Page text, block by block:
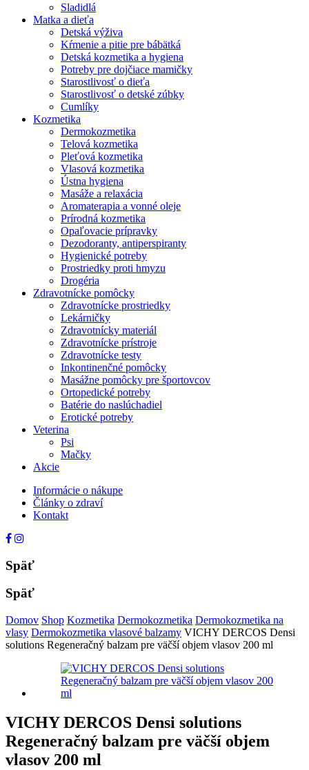
Sladidlá
Matka a dieťa
Detská výživa
Kŕmenie a pitie pre bábätká
Detská kozmetika a hygiena
Potreby pre dojčiace mamičky
Starostlivosť o dieťa
Starostlivosť o detské zúbky
Cumlíky
Kozmetika
Dermokozmetika
Telová kozmetika
Pleťová kozmetika
Vlasová kozmetika
Ústna hygiena
Masáže a relaxácia
Aromaterapia a vonné oleje
Prírodná kozmetika
Opaľovacie prípravky
Dezodoranty, antiperspiranty
Hygienické potreby
Prostriedky proti hmyzu
Drogéria
Zdravotnícke pomôcky
Zdravotnícke prostriedky
Lekárničky
Zdravotnícky materiál
Zdravotnícke prístroje
Zdravotnícke testy
Inkontinenčné pomôcky
Masážne pomôcky pre športovcov
Ortopedické potreby
Batérie do naslúchadiel
Erotické potreby
Veterina
Psi
Mačky
Akcie
Informácie o nákupe
Články o zdraví
Kontakt
Späť
Späť
Domov Shop Kozmetika Dermokozmetika Dermokozmetika na
vlasy Dermokozmetika vlasové balzamy VICHY DERCOS Densi
solutions Regeneračný balzam pre väčší objem vlasov 200 ml
VICHY DERCOS Densi solutions
Regeneračný balzam pre väčší objem
vlasov 200 ml